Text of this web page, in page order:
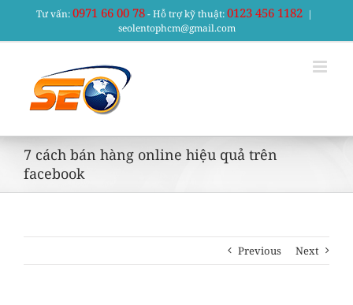
content
Tư vấn:0971 66 00 78- Hỗ trợ kỹ thuật:0123 456 1182 |
seolentophcm@gmail.com
7 cách bán hàng online hiệu quả trên
facebook
Previous Next